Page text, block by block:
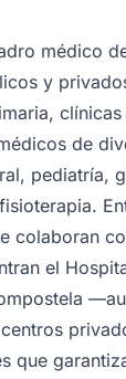
médico
y
de
pediatría,
colaboran
el
que